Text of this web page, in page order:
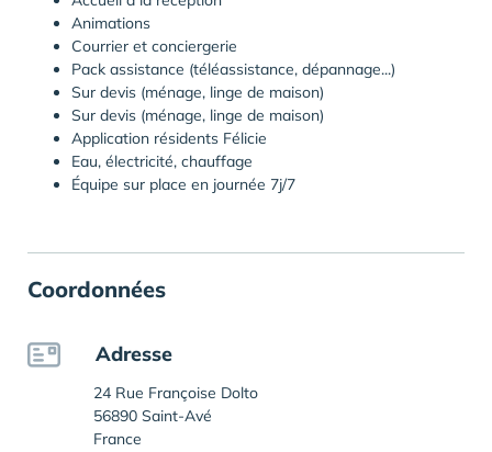
Animations
Courrier et conciergerie
Pack assistance (téléassistance, dépannage...)
Sur devis (ménage, linge de maison)
Sur devis (ménage, linge de maison)
Application résidents Félicie
Eau, électricité, chauffage
Équipe sur place en journée 7j/7
Coordonnées
Adresse
24 Rue Françoise Dolto
56890 Saint-Avé
France